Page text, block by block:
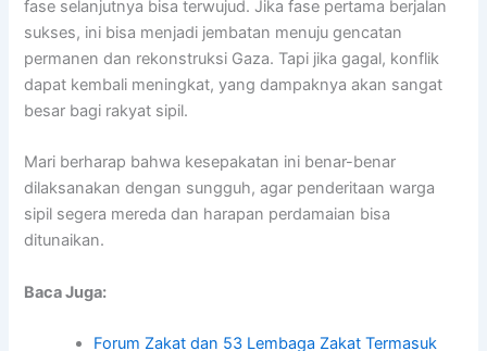
fase selanjutnya bisa terwujud. Jika fase pertama berjalan
sukses, ini bisa menjadi jembatan menuju gencatan
permanen dan rekonstruksi Gaza. Tapi jika gagal, konflik
dapat kembali meningkat, yang dampaknya akan sangat
besar bagi rakyat sipil.
Mari berharap bahwa kesepakatan ini benar-benar
dilaksanakan dengan sungguh, agar penderitaan warga
sipil segera mereda dan harapan perdamaian bisa
ditunaikan.
Baca Juga:
Forum Zakat dan 53 Lembaga Zakat Termasuk